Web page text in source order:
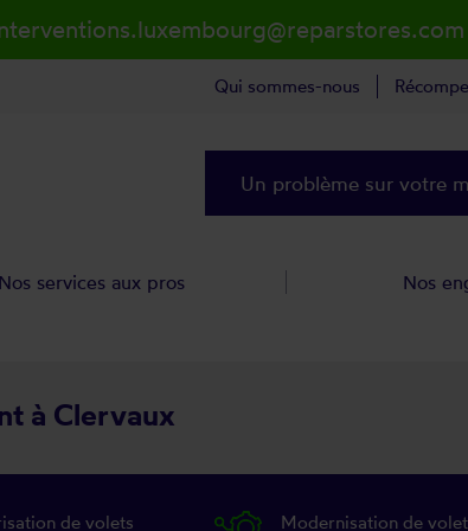
à Clervaux
de volets
Modernisation de
Qui sommes-nous
Un problème sur votre
Nos services aux pros Nos